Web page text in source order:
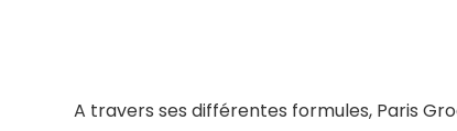
A travers ses différentes formules, Paris